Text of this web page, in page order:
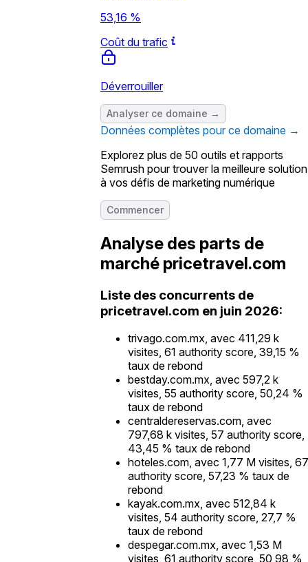
53,16 %
Coût du trafic
Déverrouiller
Analyser ce domaine →
Données complètes pour ce domaine →
Explorez plus de 50 outils et rapports
Semrush pour trouver la meilleure solution
à vos défis de marketing numérique
Commencer
Analyse des parts de
marché pricetravel.com
Liste des concurrents de
pricetravel.com en juin 2026:
trivago.com.mx, avec 411,29 k
visites, 61 authority score, 39,15 %
taux de rebond
bestday.com.mx, avec 597,2 k
visites, 55 authority score, 50,24 %
taux de rebond
centraldereservas.com, avec
797,68 k visites, 57 authority score,
43,45 % taux de rebond
hoteles.com, avec 1,77 M visites, 67
authority score, 57,23 % taux de
rebond
kayak.com.mx, avec 512,84 k
visites, 54 authority score, 27,7 %
taux de rebond
despegar.com.mx, avec 1,53 M
visites, 61 authority score, 50,98 %